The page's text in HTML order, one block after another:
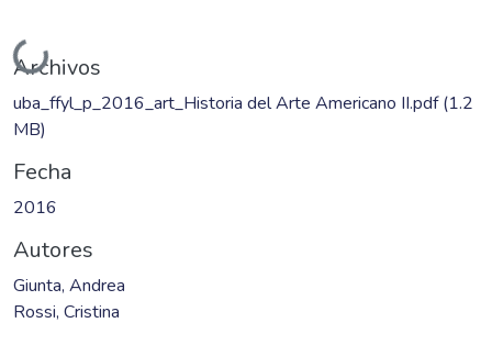
Cargando...
Archivos
uba_ffyl_p_2016_art_Historia del Arte Americano II.pdf(1.2
MB)
Fecha
2016
Autores
Giunta, Andrea
Rossi, Cristina